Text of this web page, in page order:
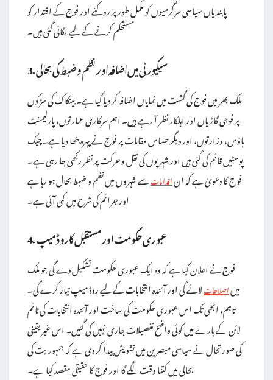
پابندیاں سیاسی سرگرمیوں کو مکمل طور پر روکنے اور فوج کے اقتدار کو
مستحکم کرنے کے لیے لگائی گئی ہیں۔
3. سیکیورٹی میں اضافہ اور نظم و ضبط کی بحالی
ملک بھر میں فوج کی گشت میں نمایاں اضافہ کر دیا گیا ہے۔ بینکاک کی سڑکوں
پر فوجی گاڑیاں اور اہلکار نظر آ رہے ہیں۔ اہم سرکاری عمارتوں، پارلیمنٹ
ہاؤس، وزارتوں، اور دیگر حساس مقامات پر فوج نے پہرہ بٹھا دیا ہے۔ چیک
پوسٹیں قائم کی گئی ہیں اور شہریوں کی نقل و حرکت پر نظر رکھی جا رہی ہے۔
فوج کا دعویٰ ہے کہ اناقداماتسے شہروں میں نظم و ضبط بحال ہو رہا ہے
اور جرائم کی شرح میں کمی آئی ہے۔
4. عبوری حکومت اور مستقبل کا روڈ میپ
فوج نے اعلان کیا ہے کہ وہ ایک عبوری حکومت تشکیل دے گی جو ملک
میںاصلاحاتلائے گی اور آئندہ انتخابات کے لیے روڈ میپ تیار کرے گی۔
تاہم، ابھی تک اس عبوری حکومت کی ساخت اور آئندہ انتخابات کی ٹائم
لائن کے بارے میں کوئی واضح تفصیلات جاری نہیں کی گئیں۔ اس غیر یقینی
کی صورتحال نے سیاسی مبصرین میں تشویش پیدا کر دی ہے کہ جمہوریت کی
بحالی میں کتنا وقت لگے گا اور فوج کا حقیقی مقصد کیا ہے۔